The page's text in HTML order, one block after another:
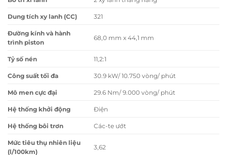
Dung tích xy lanh (CC) 321
Đường kính và hành
trình piston
68,0 mm x 44,1 mm
Tỷ số nén 11,2:1
Công suất tối đa 30.9 kW/ 10.750 vòng/ phút
Mô men cực đại 29.6 Nm/ 9.000 vòng/ phút
Hệ thống khởi động Điện
Hệ thống bôi trơn Các-te ướt
Mức tiêu thụ nhiên liệu
(l/100km)
3,62